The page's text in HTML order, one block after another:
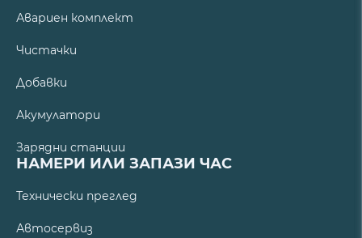
Авариен комплект
Чистачки
Добавки
Акумулатори
Зарядни станции
НАМЕРИ ИЛИ ЗАПАЗИ ЧАС
Технически преглед
Автосервиз